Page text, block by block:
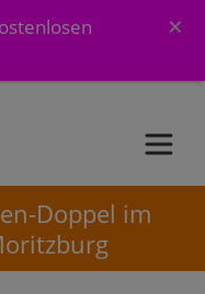
×
Doppel im